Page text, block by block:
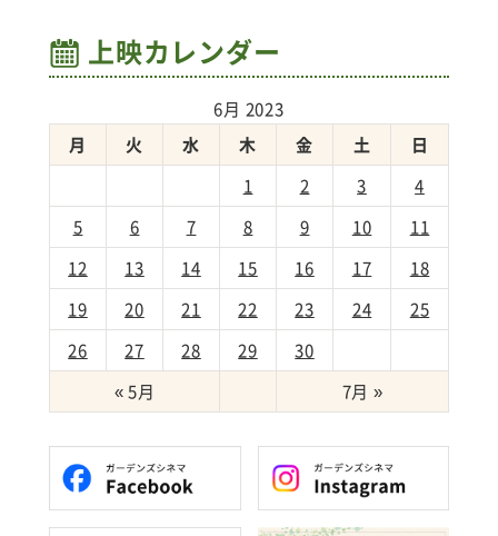
上映カレンダー
6月 2023
月
火 水 木 金 土
日
1
2 3
4
5
6 7 8 9 10
11
12
13 14 15 16 17
18
19
20 21 22 23 24
25
26
27 28 29
30
« 5月
7月 »